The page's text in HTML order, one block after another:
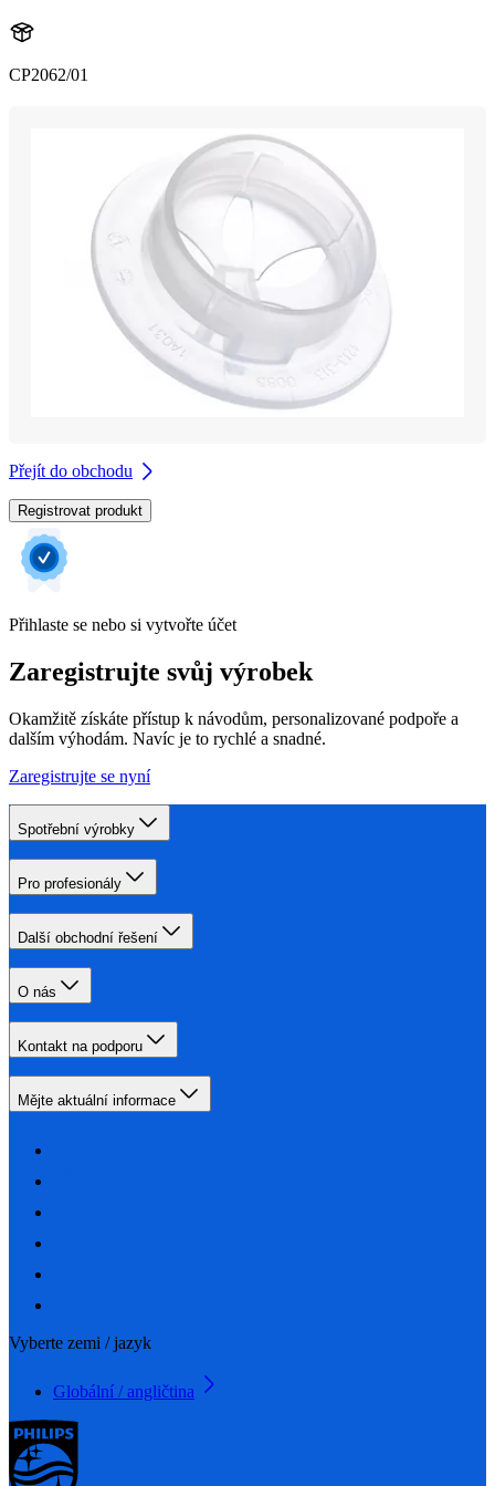
CP2062/01
Přejít do obchodu
Registrovat produkt
Přihlaste se nebo si vytvořte účet
Zaregistrujte svůj výrobek
Okamžitě získáte přístup k návodům, personalizované podpoře a
dalším výhodám. Navíc je to rychlé a snadné.
Zaregistrujte se nyní
Spotřební výrobky
Pro profesionály
Další obchodní řešení
O nás
Kontakt na podporu
Mějte aktuální informace
Vyberte zemi / jazyk
Globální / angličtina